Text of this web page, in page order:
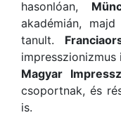
hasonlóan,
akadémián, majd
tanult.
Magyar
csoportnak, és
is.